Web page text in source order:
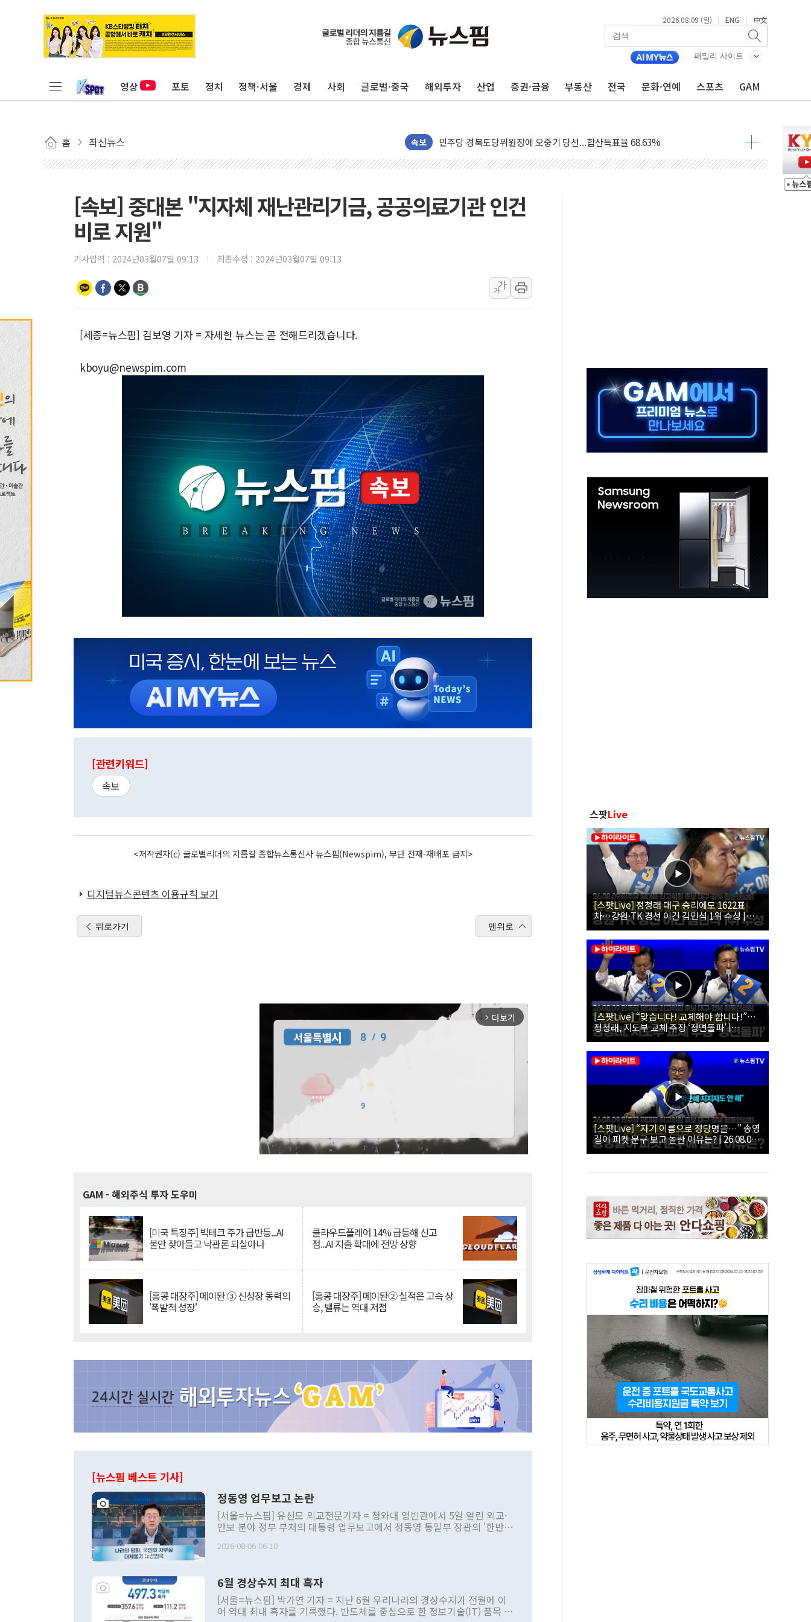
2026.08.09 (일) | ENG | 中文
패밀리 사이트
영상 포토 정치 정책·서울 경제 사회 글로벌·중국 해외투자 산업 증권·금융 부동산 전국 문화·연예 스포츠 GAM
홈 최신뉴스 속보
125mm 폭우 쏟아진 울진...'두천~하당'·'올미골교' 차량 통행 선제 제한
평택 진위면 공장서 탱크 내부 작업 중 근로자 1명 숨져
포항 블루밸리 국가산단에 '철강 AI융합실증센터' 들어선다
상주 낙동강 선착장 하류서 50대 숨진 채 발견...경찰, 조사 중
김민석, 강원·대구·경북 경선서 정청래에 승리…金 48.54% vs 鄭 44.40%
[속보] 민주, 경북 경선 결과 발표...김민석 47.37% 정청래 45.71% 송영길 6.92%
최태원, 노소영에 9440억 지급 확정되나…재상고 앞두고 막판 셈법
하나금융, 명동 소상공인에 '행복상자' 전달
윤준병·이해민 의원, '정부 특사'로 콜롬비아 대통령 취임식 참석
'호우·산사태 주의보' 울진 시간당 30mm 강한 비...호우 피해 없어
[속보] 중대본 "지자체 재난관리기금, 공공의료기관 인건
비로 지원"
기사입력 : 2024년03월07일 09:13 최종수정 : 2024년03월07일 09:13
가
가
[세종=뉴스핌] 김보영 기자 = 자세한 뉴스는 곧 전해드리겠습니다.
kboyu@newspim.com
[관련키워드]
속보
<저작권자(c) 글로벌리더의 지름길 종합뉴스통신사 뉴스핌(Newspim), 무단 전재-재배포 금지>
디지털뉴스콘텐츠 이용규칙 보기
뒤로가기 맨위로
arrow_forward_ios 더보기
GAM - 해외주식 투자 도우미
[미국 특징주] 빅테크 주가 급반등...AI
불안 잦아들고 낙관론 되살아나
클라우드플레어 14% 급등해 신고
점...AI 지출 확대에 전망 상향
[홍콩 대장주] 메이퇀 ③ 신성장 동력의
'폭발적 성장'
[홍콩 대장주] 메이퇀② 실적은 고속 상
승, 밸류는 역대 저점
[뉴스핌 베스트 기사]
정동영 업무보고 논란
[서울=뉴스핌] 유신모 외교전문기자 = 청와대 영빈관에서 5일 열린 외교·
안보 분야 정부 부처의 대통령 업무보고에서 정동영 통일부 장관의 '한반도
발언 중에는 정부 내 조율을 거치지 않은 사안을 정책으로 추진하겠다고 공
주의적 희망에 근거한 비현실적 구상'이라는 비판을 내놨다. 그동안 정 장
관의 대북 정책 관련 발언이 물의를 빚은 적은 여러 번 있지만 대통령과 유
관 부처 장관이 공개적으로 부정적 입장을 표명한 것은 이례적이다. 정 장
관의 무리한 대북 접근법과 월권을 제어해야 한다는 목소리도 높아지고 있
2026-08-06 06:10
6월 경상수지 최대 흑자
[서울=뉴스핌] 박가연 기자 = 지난 6월 우리나라의 경상수지가 전월에 이
어 역대 최대 흑자를 기록했다. 반도체를 중심으로 한 정보기술(IT) 품목 수
스팟Live
[스팟Live] 정청래 대구 승리에도 1622표
차…강원·TK 경선 이긴 김민석 1위 수성 |
26.08.09 더불어민주당 당대표·최고위원 후
보 대구·경북 합동연설회
[스팟Live] “맞습니다! 교체해야 합니다!”…
정청래, 지도부 교체 주장 ‘정면돌파’ |
26.08.09 더불어민주당 당대표·최고위원 후
보 대구·경북 합동연설회
[스팟Live] “자기 이름으로 정당명을…” 송영
길이 피켓 문구 보고 놀란 이유는? | 26.08.09
더불어민주당 당대표·최고위원 후보 대구·경